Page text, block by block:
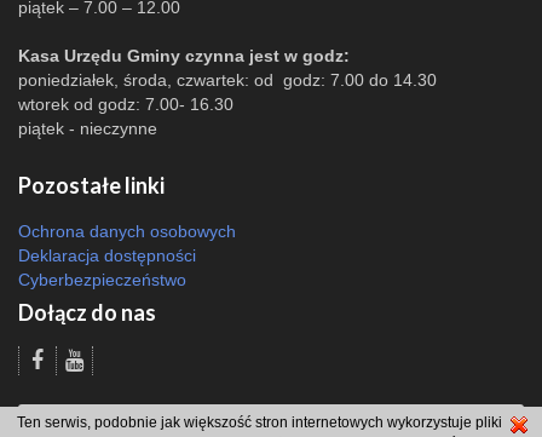
piątek – 7.00 – 12.00
Kasa Urzędu Gminy czynna jest w godz:
poniedziałek, środa, czwartek: od godz: 7.00 do 14.30
wtorek od godz: 7.00- 16.30
piątek - nieczynne
Pozostałe linki
Ochrona danych osobowych
Deklaracja dostępności
Cyberbezpieczeństwo
Dołącz do nas
Odsłon: 6650 | |Polityka bezpieczeństwa i polityka cookies|Redakcja|2007
Ten serwis, podobnie jak większość stron internetowych wykorzystuje pliki